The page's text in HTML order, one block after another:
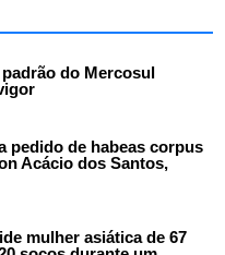
do Mercosul
pedido de habeas corpus
Acácio dos Santos,
mulher asiática de 67